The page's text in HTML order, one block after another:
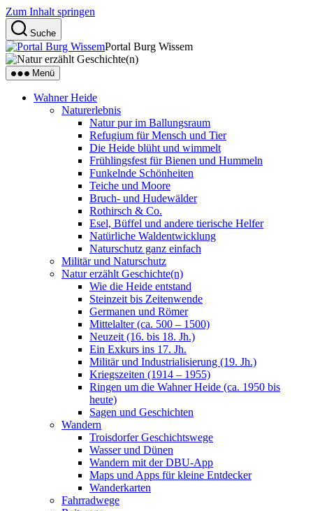
Zum Inhalt springen
Suche
Portal Burg Wissem
Menü
Wahner Heide
Naturerlebnis
Natur pur im Ballungsraum
Refugium für Mensch und Tier
Die Heide blüht und wimmelt
Frühlingsfest für Bienen und Hummeln
Funkelnde Schönheiten
Teiche und Moore
Bruch- und Hudewälder
Rothirsch & Co.
Esel, Büffel und andere tierische Helfer
Natürliche Waldentwicklung
Naturschutz ganz einfach
Militär und Naturschutz
Natur erzählt Geschichte(n)
Wie die Heide entstand
Steinzeit bis Zeitenwende
Germanen und Römer
Mittelalter (ca. 500 – 1500)
Neuzeit (16. bis 18. Jh.)
Ein Exkurs ins 17. Jh.
Militär und Industrialisierung (19. Jh.)
Kriegszeiten (1914 – 1955)
Ringen um die Wahner Heide (ca. 1950 bis
heute)
Sagen und Geschichten
Wandern
Troisdorfer Geschichtswege
Wasser und Dünen
Wandern mit der DBU-App
Maps und Apps für kleine Entdecker
Wanderkarten
Fahrradwege